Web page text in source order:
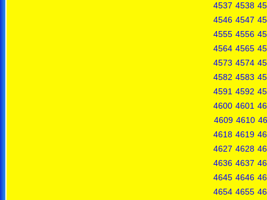
4537 4538
4546 4547
4555 4556
4564 4565
4573 4574
4582 4583
4591 4592
4600 4601
4609 4610
4618 4619
4627 4628
4636 4637
4645 4646
4654 4655